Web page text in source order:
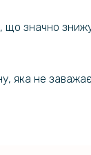
що значно
не заважає